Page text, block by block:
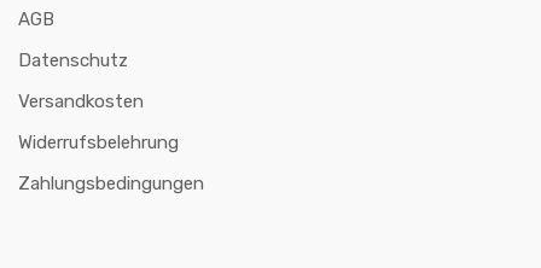
AGB
Datenschutz
Versandkosten
Widerrufsbelehrung
Zahlungsbedingungen